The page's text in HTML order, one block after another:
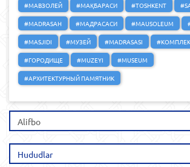
#МАВЗОЛЕЙ
#МАҚБАРАСИ #TOSHKENT
#MADRASAH
#МАДРАСАСИ #MAUSOLEUM
#MASJIDI
#МУЗЕЙ #MADRASASI
#ГОРОДИЩЕ
#MUZEYI
#MUSEUM
#АРХИТЕКТУРНЫЙ ПАМЯТНИК
Alifbo
Hududlar